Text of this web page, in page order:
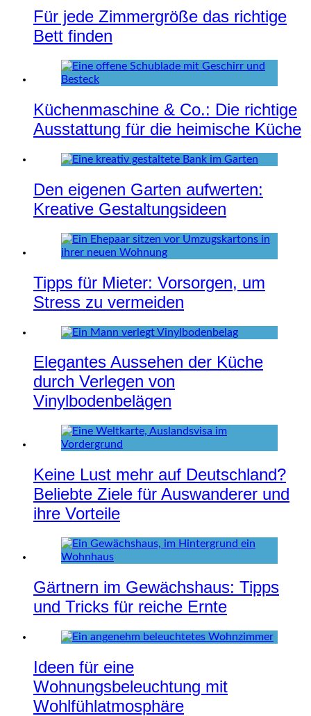
Für jede Zimmergröße das richtige
Bett finden
Küchenmaschine & Co.: Die richtige
Ausstattung für die heimische Küche
Den eigenen Garten aufwerten:
Kreative Gestaltungsideen
Tipps für Mieter: Vorsorgen, um
Stress zu vermeiden
Elegantes Aussehen der Küche
durch Verlegen von
Vinylbodenbelägen
Keine Lust mehr auf Deutschland?
Beliebte Ziele für Auswanderer und
ihre Vorteile
Gärtnern im Gewächshaus: Tipps
und Tricks für reiche Ernte
Ideen für eine
Wohnungsbeleuchtung mit
Wohlfühlatmosphäre